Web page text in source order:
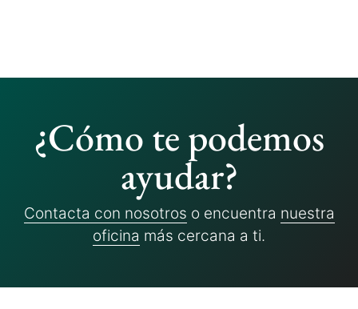
¿Cómo te podemos
ayudar?
Contacta con nosotros o encuentra nuestra
oficina más cercana a ti.